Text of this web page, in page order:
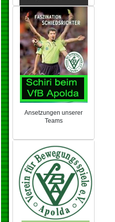
Ansetzungen unserer
Teams